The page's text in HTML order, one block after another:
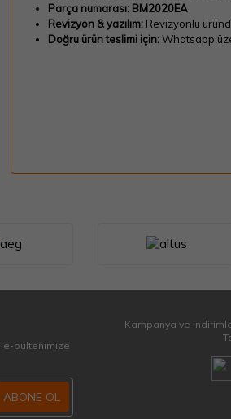
Parça numarası: BM2020EA
Revizyon & yazılım:Revizyonlu
Doğru ürün teslimi için:Whatsapp
e-bültenimize
ABONE OL
Kampanya ve